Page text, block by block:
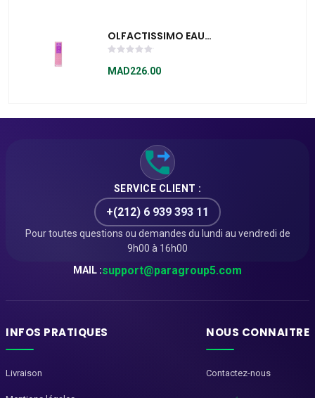
OLFACTISSIMO EAU
DE COLOGNE ROSÉE
D'EAU SPRAY 100ML
MAD226.00
SERVICE CLIENT :
+(212) 6 939 393 11
Pour toutes questions ou demandes du lundi au vendredi de
9h00 à 16h00
MAIL :support@paragroup5.com
INFOS PRATIQUES
Livraison
NOUS CONNAITRE
Contactez-nous